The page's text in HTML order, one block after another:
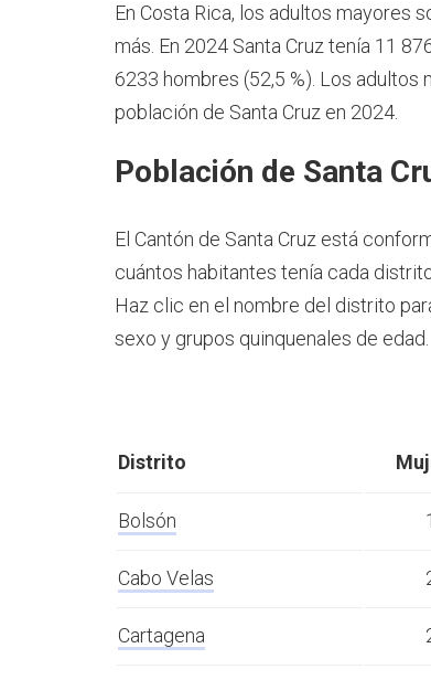
En Costa Rica, los adultos mayores
más. En 2024 Santa Cruz tenía 11
6233 hombres (52,5 %). Los adultos
población de Santa Cruz en 2024.
Población de Santa
El Cantón de Santa Cruz está
cuántos habitantes tenía cada
Haz clic en el nombre del distrito
sexo y grupos quinquenales de edad.
Distrito
Bolsón
Cabo Velas
Cartagena